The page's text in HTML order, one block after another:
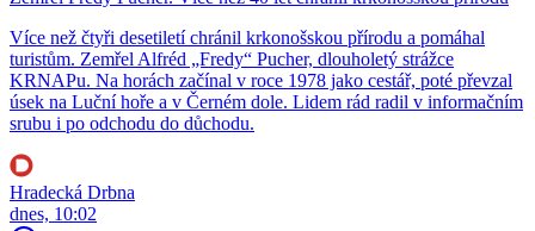
Více než čtyři desetiletí chránil krkonošskou přírodu a pomáhal
turistům. Zemřel Alfréd „Fredy“ Pucher, dlouholetý strážce
KRNAPu. Na horách začínal v roce 1978 jako cestář, poté převzal
úsek na Luční hoře a v Černém dole. Lidem rád radil v informačním
srubu i po odchodu do důchodu.
Hradecká Drbna
dnes, 10:02